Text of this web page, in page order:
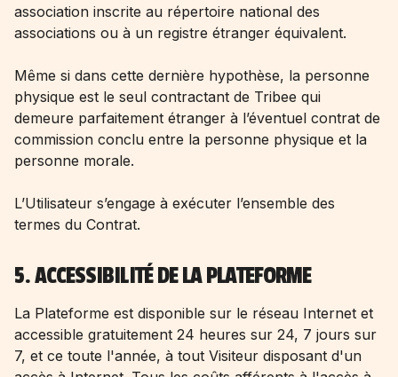
association inscrite au répertoire national des
associations ou à un registre étranger équivalent.
Même si dans cette dernière hypothèse, la personne
physique est le seul contractant de Tribee qui
demeure parfaitement étranger à l’éventuel contrat de
commission conclu entre la personne physique et la
personne morale.
L’Utilisateur s’engage à exécuter l’ensemble des
termes du Contrat.
5. ACCESSIBILITÉ DE LA PLATEFORME
La Plateforme est disponible sur le réseau Internet et
accessible gratuitement 24 heures sur 24, 7 jours sur
7, et ce toute l'année, à tout Visiteur disposant d'un